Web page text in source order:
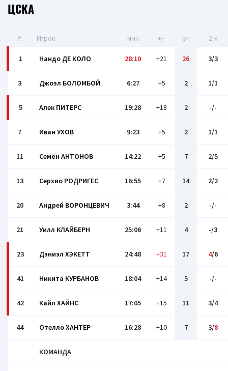
ЦСКА
# Игрок мин +/- оч 2-x
1 Нандо ДЕ КОЛО 28:10 +21 26 3/3
3 Джоэл БОЛОМБОЙ 6:27 +5 2 1/1
5 Алек ПИТЕРС 19:28 +18 2 -/-
7 Иван УХОВ 9:23 +5 2 1/1
11 Семён АНТОНОВ 14:22 +5 7 2/5
13 Серхио РОДРИГЕС 16:55 +7 14 2/2
20 Андрей ВОРОНЦЕВИЧ 3:44 +8 2 -/-
21 Уилл КЛАЙБЕРН 25:06 +11 4 -/3
23 Дэниэл ХЭКЕТТ 24:48 +31 17 4/6
41 Никита КУРБАНОВ 18:04 +14 5 -/-
42 Кайл ХАЙНС 17:05 +15 11 3/4
44 Отелло ХАНТЕР 16:28 +10 7 3/8
КОМАНДА